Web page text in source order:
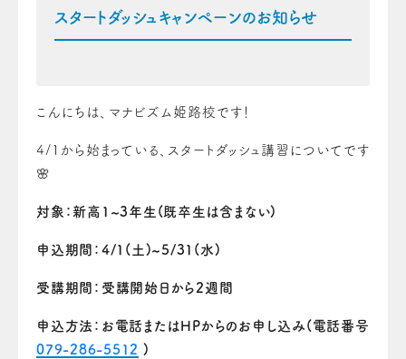
スタートダッシュキャンペーンのお知らせ
こんにちは、マナビズム姫路校です！
4/1から始まっている、スタートダッシュ講習についてです
🌸
対象：新高1~3年生(既卒生は含まない)
申込期間：4/1(土)~5/31(水)
受講期間：受講開始日から2週間
申込方法：お電話またはHPからのお申し込み (電話番号
079-286-5512 )